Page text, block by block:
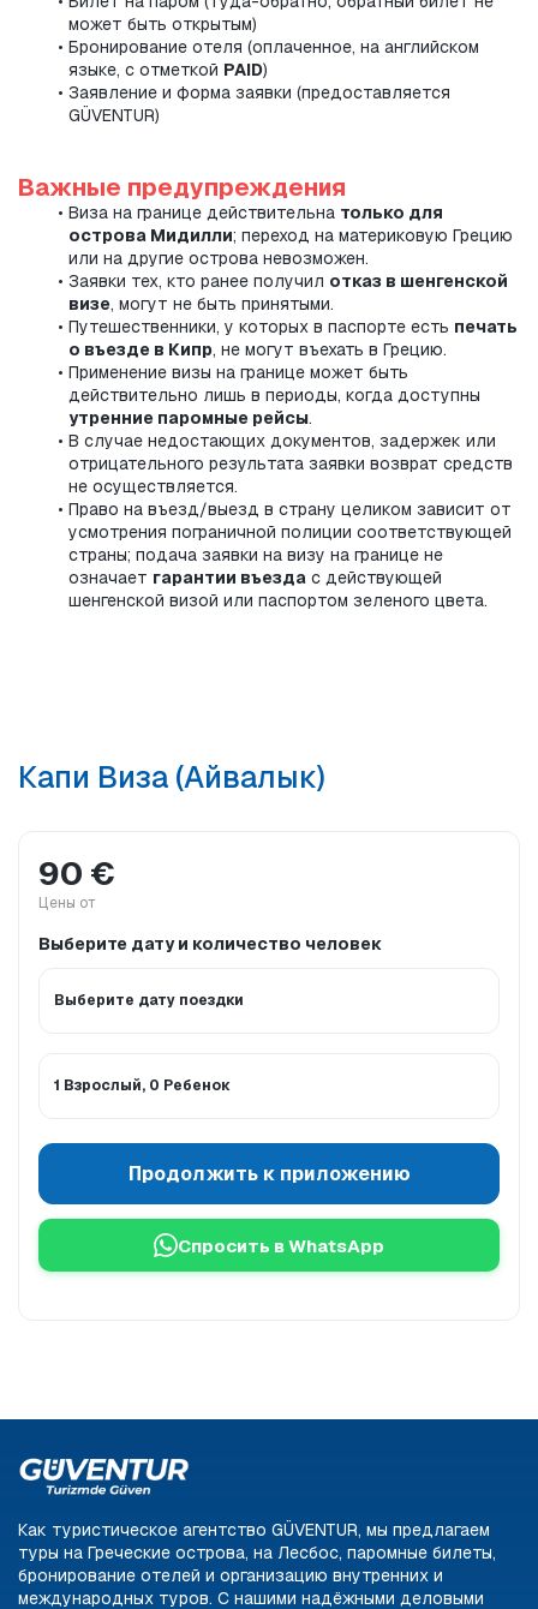
может быть открытым)
Бронирование отеля (оплаченное, на английском
языке, с отметкой PAID)
Заявление и форма заявки (предоставляется
GÜVENTUR)
Важные предупреждения
Виза на границе действительна только для
острова Мидилли; переход на материковую Грецию
или на другие острова невозможен.
Заявки тех, кто ранее получил отказ в шенгенской
визе, могут не быть принятыми.
Путешественники, у которых в паспорте есть печать
о въезде в Кипр, не могут въехать в Грецию.
Применение визы на границе может быть
утренние паромные рейсы.
В случае недостающих документов, задержек или
отрицательного результата заявки возврат средств
не осуществляется.
Право на въезд/выезд в страну целиком зависит от
усмотрения пограничной полиции соответствующей
страны; подача заявки на визу на границе не
означает гарантии въезда с действующей
шенгенской визой или паспортом зеленого цвета.
Капи Виза (Айвалык)
90 €
Цены от
Выберите дату и количество человек
Выберите дату поездки
1 Взрослый, 0 Ребенок
Продолжить к приложению
Спросить в WhatsApp
Как туристическое агентство GÜVENTUR, мы предлагаем
туры на Греческие острова, на Лесбос, паромные билеты,
бронирование отелей и организацию внутренних и
международных туров. С нашими надёжными деловыми